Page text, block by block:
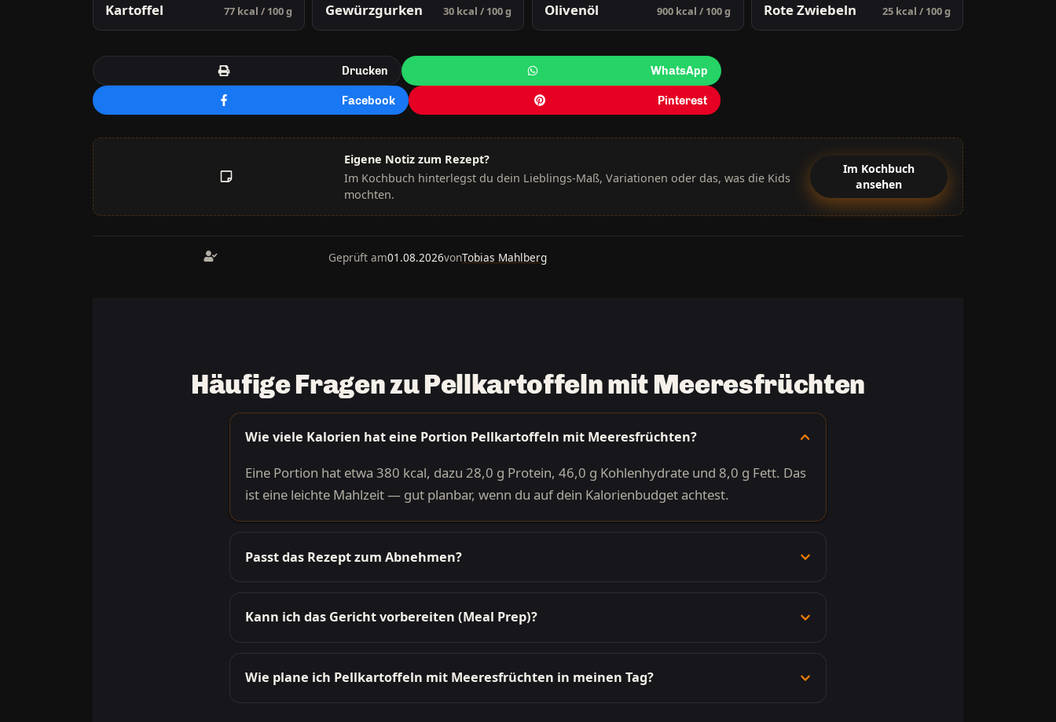
Kartoffel 77 kcal / 100 g Gewürzgurken 30 kcal / 100 g Olivenöl 900 kcal / 100 g Rote Zwiebeln 25 kcal / 100 g
Drucken WhatsApp
Facebook Pinterest
Eigene Notiz zum Rezept?
Im Kochbuch hinterlegst du dein Lieblings-Maß, Variationen oder das, was die Kids
mochten.
Im Kochbuch
ansehen
Geprüft am01.08.2026vonTobias Mahlberg
Häufige Fragen zu Pellkartoffeln mit Meeresfrüchten
Wie viele Kalorien hat eine Portion Pellkartoffeln mit Meeresfrüchten?
Eine Portion hat etwa 380 kcal, dazu 28,0 g Protein, 46,0 g Kohlenhydrate und 8,0 g Fett. Das
ist eine leichte Mahlzeit — gut planbar, wenn du auf dein Kalorienbudget achtest.
Passt das Rezept zum Abnehmen?
Kann ich das Gericht vorbereiten (Meal Prep)?
Wie plane ich Pellkartoffeln mit Meeresfrüchten in meinen Tag?